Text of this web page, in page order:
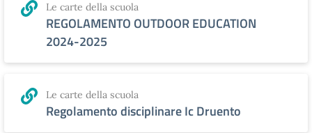
Le carte della scuola
REGOLAMENTO OUTDOOR EDUCATION
2024-2025
Le carte della scuola
Regolamento disciplinare Ic Druento